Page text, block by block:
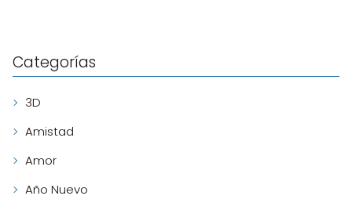
Categorías
3D
Amistad
Amor
Año Nuevo